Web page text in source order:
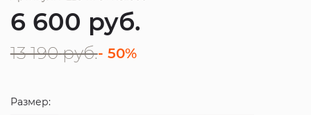
6 600 руб.
13 190 руб.- 50%
Размер: